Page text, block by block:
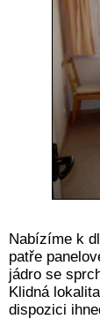
Nabízíme k
patře
jádro se
Klidná
dispozici